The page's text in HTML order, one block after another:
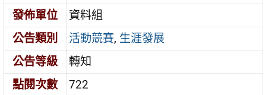
發佈單位
資料組
公告類別
活動競賽, 生涯發展
公告等級
轉知
點閱次數
722